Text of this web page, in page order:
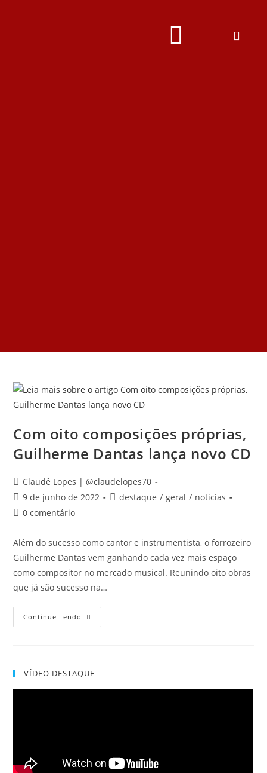
Com oito composições próprias,
Guilherme Dantas lança novo CD
Claudê Lopes | @claudelopes70
9 de junho de 2022
destaque / geral / noticias
0 comentário
Além do sucesso como cantor e instrumentista, o forrozeiro
Guilherme Dantas vem ganhando cada vez mais espaço
como compositor no mercado musical. Reunindo oito obras
que já são sucesso na…
Continue Lendo
VÍDEO DESTAQUE